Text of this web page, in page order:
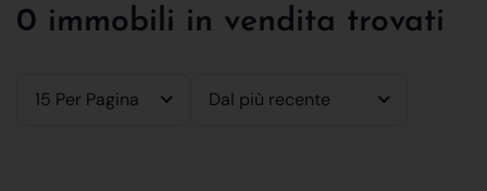
0 immobili in vendita trovati
15 Per Pagina Dal più recente